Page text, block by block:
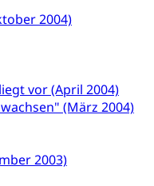
2004)
vor (April 2004)
(März 2004)
2003)
Pensionskasse,
(WAS Luzern)
AHV-
Behinderung,